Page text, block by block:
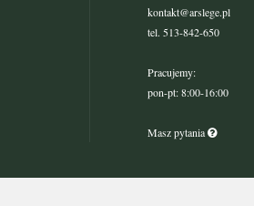
kontakt@arslege.pl
tel. 513-842-650
Pracujemy:
pon-pt: 8:00-16:00
Masz pytania